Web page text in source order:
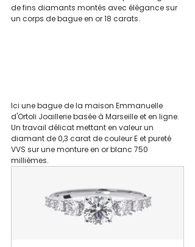
de fins diamants montés avec élégance sur
un corps de bague en or 18 carats.
Ici une bague de la maison Emmanuelle
d'Ortoli Joaillerie basée à Marseille et en ligne.
Un travail délicat mettant en valeur un
diamant de 0,3 carat de couleur E et pureté
VVS sur une monture en or blanc 750
millièmes.